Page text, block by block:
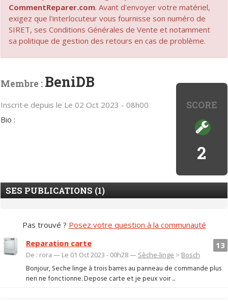
CommentReparer.com. Avant d'envoyer votre matériel,
exigez que l'interlocuteur vous fournisse son numéro de
SIRET, ses Conditions Générales de Vente et notamment
sa politique de gestion des retours en cas de problème.
SCORE
2
Membre : BeniDB
Inscrit·e depuis le Le 02 Oct 2023 - 08h00
Bio :
SES PUBLICATIONS (1)
Pas trouvé ? Posez votre question à la communauté
13
Reparation carte
De : rora — Le 01 Oct 2023 - 00h28 — Sèche-linge > Bosch
Bonjour, Seche linge à trois barres au panneau de commande plus
rien ne fonctionne. Depose carte et je peux voir ...